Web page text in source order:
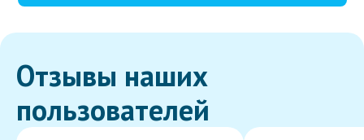
Отзывы наших
пользователей